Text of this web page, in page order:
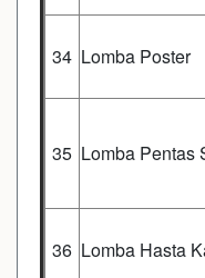
34 Lomba Poster
35 Lomba Pentas
36 Lomba Hasta